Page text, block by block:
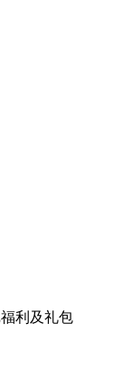
福利 及礼包